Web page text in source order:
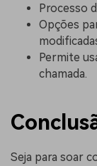
Processo
Opções
Permite
chamada.
Seja para soar